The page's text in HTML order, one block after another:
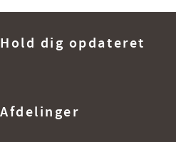
Hold dig opdateret
Afdelinger